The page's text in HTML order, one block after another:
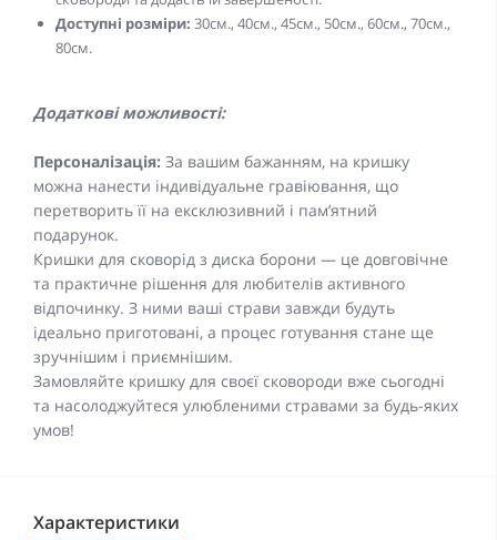
Доступні розміри: 30см., 40см., 45см., 50см., 60см., 70см.,
80см.
Додаткові можливості:
Персоналізація: За вашим бажанням, на кришку
можна нанести індивідуальне гравіювання, що
перетворить її на ексклюзивний і пам’ятний
подарунок.
Кришки для сковорід з диска борони — це довговічне
та практичне рішення для любителів активного
відпочинку. З ними ваші страви завжди будуть
ідеально приготовані, а процес готування стане ще
зручнішим і приємнішим.
Замовляйте кришку для своєї сковороди вже сьогодні
та насолоджуйтеся улюбленими стравами за будь-яких
умов!
Характеристики